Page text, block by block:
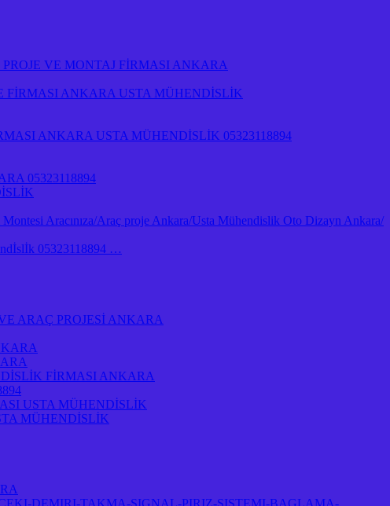
VE MONTAJ FİRMASI ANKARA
FİRMASI ANKARA USTA MÜHENDİSLİK
ANKARA USTA MÜHENDİSLİK 05323118894
05323118894
Aracınıza/Araç proje Ankara/Usta Mühendislik Oto Dizayn Ankara/
05323118894 …
ARAÇ PROJESİ ANKARA
FİRMASI ANKARA
USTA MÜHENDİSLİK
MÜHENDİSLİK